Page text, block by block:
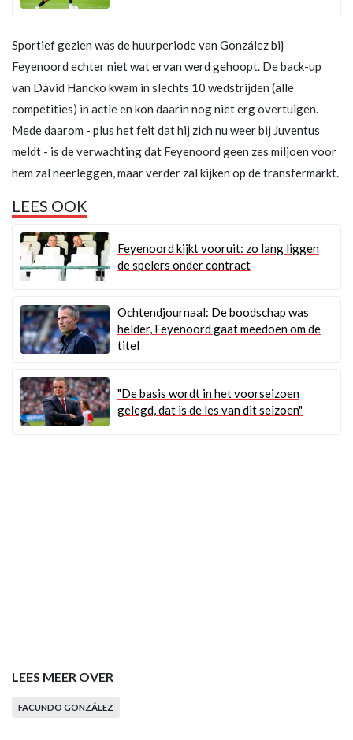
Sportief gezien was de huurperiode van González bij
Feyenoord echter niet wat ervan werd gehoopt. De back-up
van Dávid Hancko kwam in slechts 10 wedstrijden (alle
competities) in actie en kon daarin nog niet erg overtuigen.
Mede daarom - plus het feit dat hij zich nu weer bij Juventus
meldt - is de verwachting dat Feyenoord geen zes miljoen voor
hem zal neerleggen, maar verder zal kijken op de transfermarkt.
LEES OOK
Feyenoord kijkt vooruit: zo lang liggen
de spelers onder contract
Ochtendjournaal: De boodschap was
helder, Feyenoord gaat meedoen om de
titel
"De basis wordt in het voorseizoen
gelegd, dat is de les van dit seizoen"
LEES MEER OVER
FACUNDO GONZÁLEZ